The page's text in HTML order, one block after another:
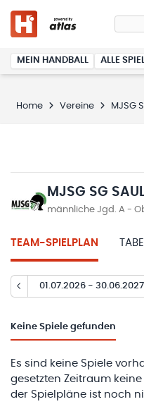
MEIN HANDBALL ALLE
Home Vereine MJSG
MJSG SG
männliche Jgd. A -
TEAM-SPIELPLAN
01.07.2026 - 30.06.2027
Keine Spiele gefunden
Es sind keine Spiele
gesetzten Zeitraum
der Spielpläne ist noch